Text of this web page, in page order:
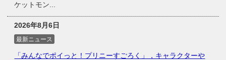
ケットモン...
2026年8月6日
最新ニュース
「みんなでポイっと！プリニーすごろく」，キャラクターや